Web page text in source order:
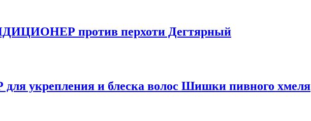
против перхоти Дегтярный
и блеска волос Шишки пивного хмеля